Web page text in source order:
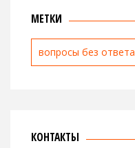
МЕТКИ
вопросы без ответа
КОНТАКТЫ